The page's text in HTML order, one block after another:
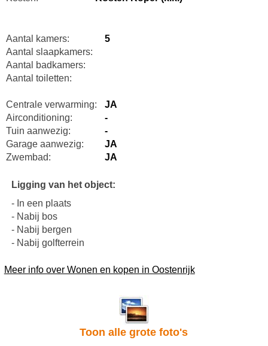
Aantal kamers:
5
Aantal slaapkamers:
Aantal badkamers:
Aantal toiletten:
Centrale verwarming:
JA
Airconditioning:
-
Tuin aanwezig:
-
Garage aanwezig:
JA
Zwembad:
JA
Ligging van het object:
- In een plaats
- Nabij bos
- Nabij bergen
- Nabij golfterrein
Meer info over Wonen en kopen in Oostenrijk
Toon alle grote foto's